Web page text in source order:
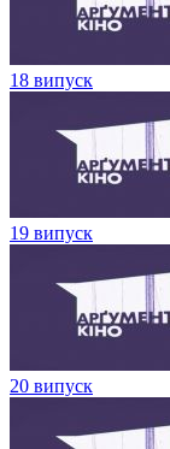
18 випуск
19 випуск
20 випуск